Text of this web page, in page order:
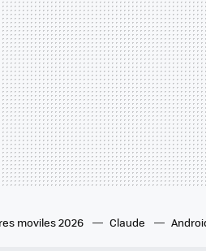
moviles 2026 Claude